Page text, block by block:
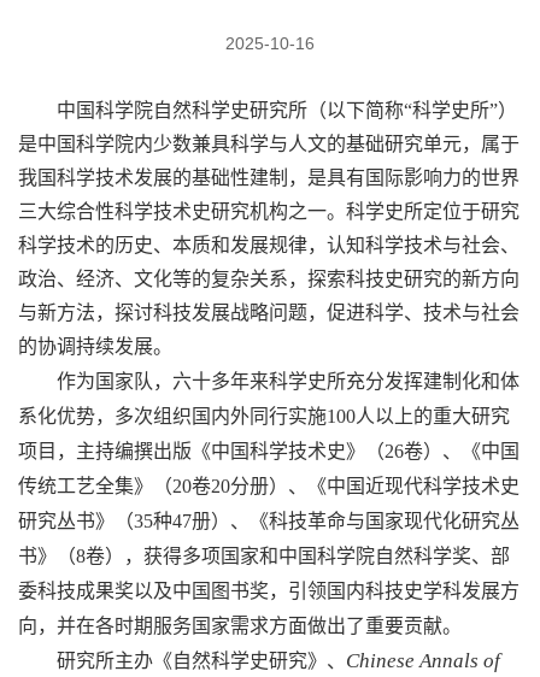
2025-10-16
中国科学院自然科学史研究所（以下简称“科学史所”）
是中国科学院内少数兼具科学与人文的基础研究单元，属于
我国科学技术发展的基础性建制，是具有国际影响力的世界
三大综合性科学技术史研究机构之一。科学史所定位于研究
科学技术的历史、本质和发展规律，认知科学技术与社会、
政治、经济、文化等的复杂关系，探索科技史研究的新方向
与新方法，探讨科技发展战略问题，促进科学、技术与社会
的协调持续发展。
作为国家队，六十多年来科学史所充分发挥建制化和体
系化优势，多次组织国内外同行实施100人以上的重大研究
项目，主持编撰出版《中国科学技术史》（26卷）、《中国
传统工艺全集》（20卷20分册）、《中国近现代科学技术史
研究丛书》（35种47册）、《科技革命与国家现代化研究丛
书》（8卷），获得多项国家和中国科学院自然科学奖、部
委科技成果奖以及中国图书奖，引领国内科技史学科发展方
向，并在各时期服务国家需求方面做出了重要贡献。
研究所主办《自然科学史研究》、 Chinese Annals of